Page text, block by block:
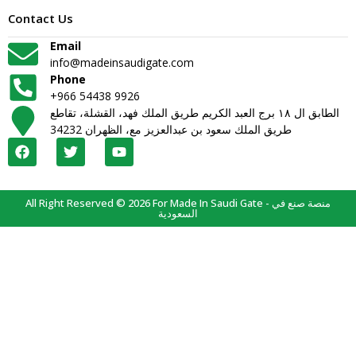
Contact Us
Email
info@madeinsaudigate.com
Phone
+966 54438 9926
الطابق ال ١٨ برج العبد الكريم طريق الملك فهد، القشلة، تقاطع
طريق الملك سعود بن عبدالعزيز مع، الظهران 34232
All Right Reserved © 2026 For Made In Saudi Gate - منصة صنع في
السعودية